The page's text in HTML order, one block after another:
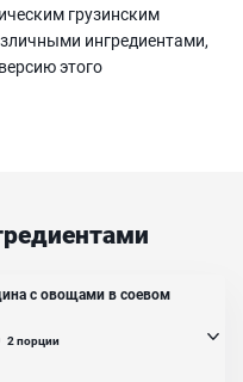
грузинским
ингредиентами,
этого
с овощами в соевом
2порции